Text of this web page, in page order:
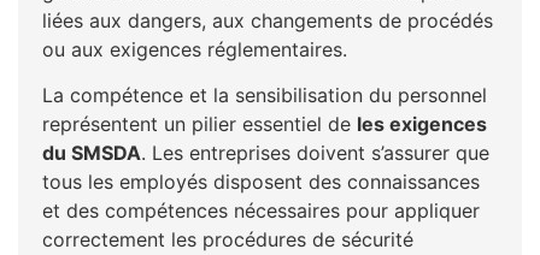
liées aux dangers, aux changements de procédés
ou aux exigences réglementaires.
La compétence et la sensibilisation du personnel
représentent un pilier essentiel de les exigences
du SMSDA. Les entreprises doivent s’assurer que
tous les employés disposent des connaissances
et des compétences nécessaires pour appliquer
correctement les procédures de sécurité